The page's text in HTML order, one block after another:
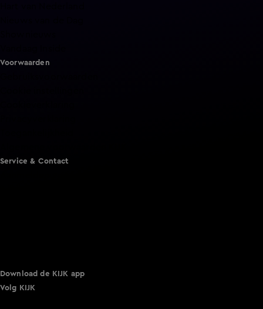
Voorwaarden
Service & Contact
Download de KIJK app
Volg KIJK